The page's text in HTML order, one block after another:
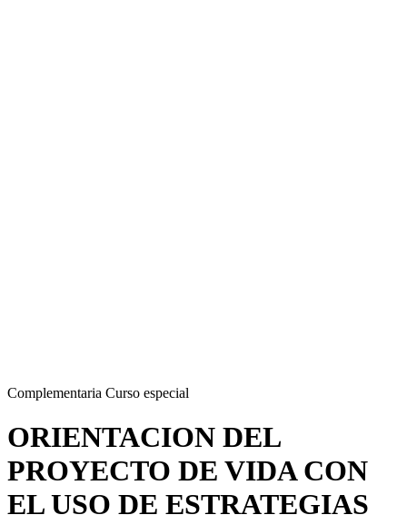
Complementaria Curso especial
ORIENTACION DEL
PROYECTO DE VIDA CON
EL USO DE ESTRATEGIAS